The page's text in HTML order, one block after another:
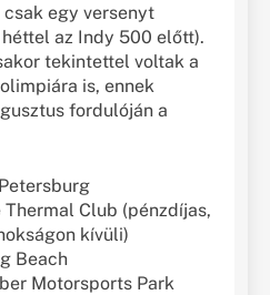
egy versenyt
az Indy 500 előtt).
tekintettel voltak a
is, ennek
fordulóján a
Thermal Club (pénzdíjas,
kívüli)
Beach
Motorsports Park